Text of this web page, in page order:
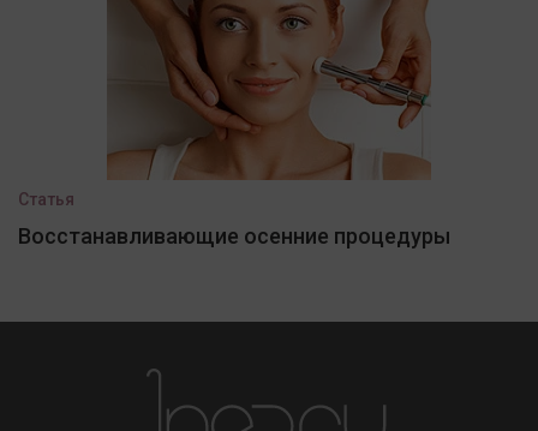
Статья
Восстанавливающие осенние процедуры